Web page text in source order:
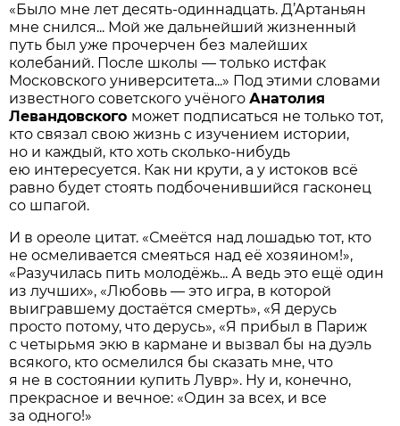
«Было мне лет десять-одиннадцать. Д’Артаньян
мне снился... Мой же дальнейший жизненный
путь был уже прочерчен без малейших
колебаний. После школы — только истфак
Московского университета...» Под этими словами
известного советского учёногоАнатолия
Левандовского может подписаться не только тот,
кто связал свою жизнь с изучением истории,
но и каждый, кто хоть сколько-нибудь
ею интересуется. Как ни крути, а у истоков всё
равно будет стоять подбоченившийся гасконец
со шпагой.
И в ореоле цитат. «Смеётся над лошадью тот, кто
не осмеливается смеяться над её хозяином!»,
«Разучилась пить молодёжь... А ведь это ещё один
из лучших», «Любовь — это игра, в которой
выигравшему достаётся смерть», «Я дерусь
просто потому, что дерусь», «Я прибыл в Париж
с четырьмя экю в кармане и вызвал бы на дуэль
всякого, кто осмелился бы сказать мне, что
я не в состоянии купить Лувр». Ну и, конечно,
прекрасное и вечное: «Один за всех, и все
за одного!»